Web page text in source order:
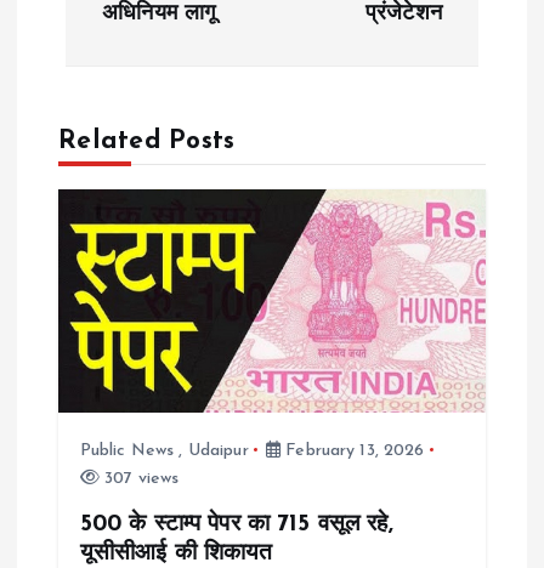
n
अधिनियम लागू
प्रंजेटेशन
Related Posts
Public News , Udaipur
February 13, 2026
307 views
500 के स्टाम्प पेपर का 715 वसूल रहे,
यूसीसीआई की शिकायत